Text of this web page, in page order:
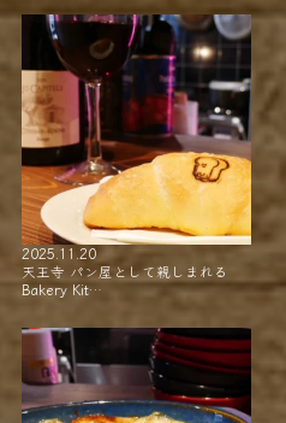
2025.11.20
天王寺 パン屋として親しまれる
Bakery Kit…